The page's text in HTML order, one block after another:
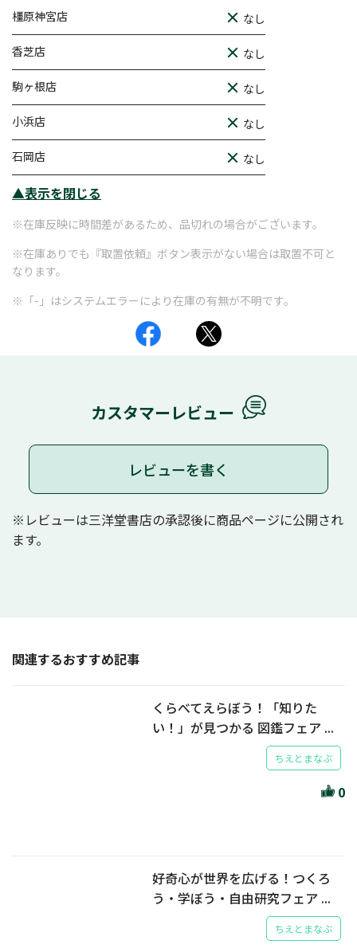
橿原神宮店 なし
香芝店 なし
駒ヶ根店 なし
小浜店 なし
石岡店 なし
▲表示を閉じる
※在庫反映に時間差があるため、品切れの場合がございます。
※在庫ありでも『取置依頼』ボタン表示がない場合は取置不可と
なります。
※「-」はシステムエラーにより在庫の有無が不明です。
カスタマーレビュー
レビューを書く
※レビューは三洋堂書店の承認後に商品ページに公開され
ます。
関連するおすすめ記事
くらべてえらぼう！「知りた
い！」が見つかる 図鑑フェア ...
ちえとまなぶ
0
好奇心が世界を広げる！つくろ
う・学ぼう・自由研究フェア ...
ちえとまなぶ